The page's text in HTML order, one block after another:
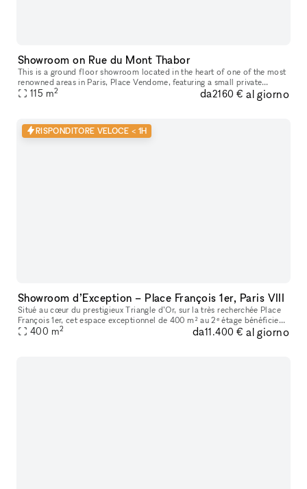
Showroom on Rue du Mont Thabor
This is a ground floor showroom located in the heart of one of the most
renowned areas in Paris, Place Vendome, featuring a small private
courtyard. This space, designed for welcoming customers and p
115 m2 da2160 € al giorno
RISPONDITORE VELOCE < 1H
Showroom d’Exception – Place François 1er, Paris VIII
Situé au cœur du prestigieux Triangle d’Or, sur la très recherchée Place
François 1er, cet espace exceptionnel de 400 m² au 2ᵉ étage bénéficie
d’un emplacement premium à quelques pas seulement de la
400 m2 da11.400 € al giorno